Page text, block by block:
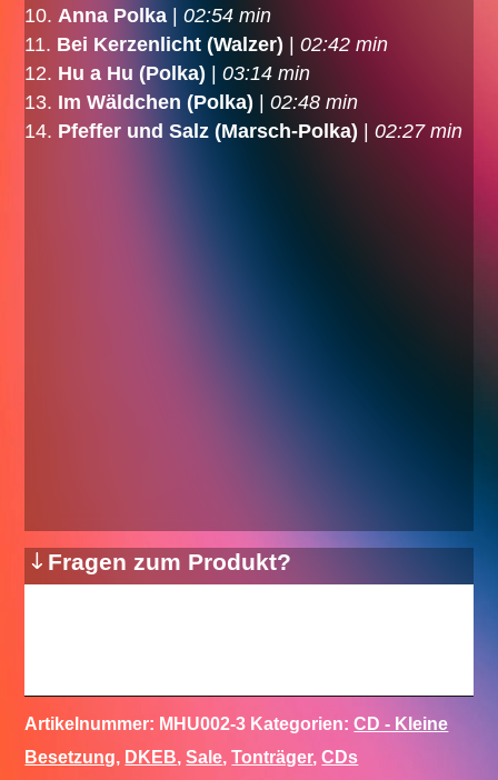
Anna Polka |02:54 min
Bei Kerzenlicht (Walzer)
02:42 min
Hu a Hu (Polka) |03:14 min
Im Wäldchen (Polka) |02:48 min
Pfeffer und Salz (Marsch-Polka)
02:27 min
Fragen zum Produkt?
Artikelnummer: MHU002-3 Kategorien:CD - Kleine
Besetzung, DKEB,Sale,Tonträger,CDs